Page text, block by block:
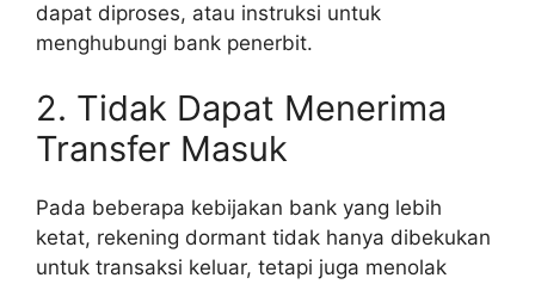
dapat diproses, atau instruksi untuk
menghubungi bank penerbit.
2. Tidak Dapat Menerima
Transfer Masuk
Pada beberapa kebijakan bank yang lebih
ketat, rekening dormant tidak hanya dibekukan
untuk transaksi keluar, tetapi juga menolak